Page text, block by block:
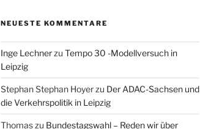
NEUESTE KOMMENTARE
Inge Lechnerzu Tempo 30 -Modellversuch in
Leipzig
Stephan Stephan Hoyerzu Der ADAC-Sachsen und
die Verkehrspolitik in Leipzig
Thomaszu Bundestagswahl – Reden wir über